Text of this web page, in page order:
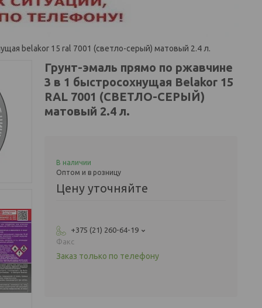
belakor 15 ral 7001 (светло-серый) матовый 2.4 л.
Грунт-эмаль прямо по ржавчине
3 в 1 быстросохнущая Belakor 15
RAL 7001 (СВЕТЛО-СЕРЫЙ)
матовый 2.4 л.
В наличии
Оптом и в розницу
Цену уточняйте
+375 (21) 260-64-19
Факс
Заказ только по телефону